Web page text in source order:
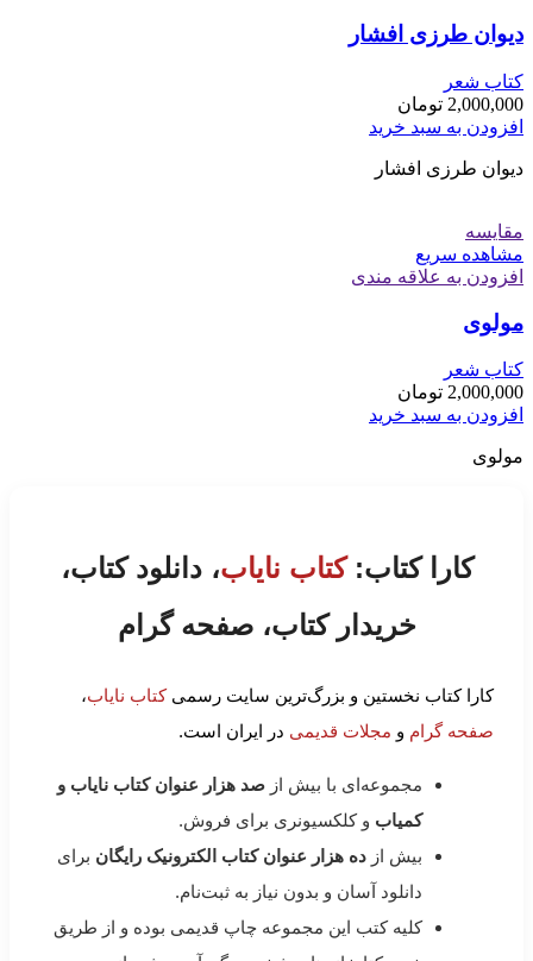
دیوان طرزی افشار
کتاب شعر
2,000,000 تومان
افزودن به سبد خرید
دیوان طرزی افشار
مقایسه
مشاهده سریع
افزودن به علاقه مندی
مولوی
کتاب شعر
2,000,000 تومان
افزودن به سبد خرید
مولوی
کارا کتاب:کتاب نایاب، دانلود کتاب،
خریدار کتاب، صفحه گرام
کارا کتاب نخستین و بزرگ‌ترین سایت رسمیکتاب نایاب،
صفحه گرام و مجلات قدیمی در ایران است.
مجموعه‌ای با بیش از صد هزار عنوان کتاب نایاب و
کمیاب و کلکسیونری برای فروش.
بیش از ده هزار عنوان کتاب الکترونیک رایگان برای
دانلود آسان و بدون نیاز به ثبت‌نام.
کلیه کتب این مجموعه چاپ قدیمی بوده و از طریق